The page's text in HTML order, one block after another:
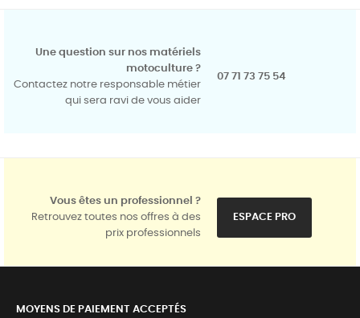
Une question sur nos matériels
motoculture ?
Contactez notre responsable métier
qui sera ravi de vous aider
07 71 73 75 54
Vous êtes un professionnel ?
Retrouvez toutes nos offres à des
prix professionnels
ESPACE PRO
MOYENS DE PAIEMENT ACCEPTÉS